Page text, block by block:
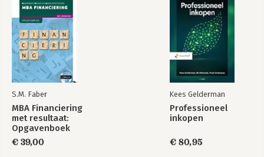
S.M. Faber
MBA Financiering
met resultaat:
Opgavenboek
€ 39,00
Kees Gelderman
Professioneel
inkopen
€ 80,95